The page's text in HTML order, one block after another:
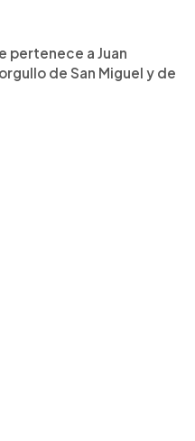
pertenece a Juan
de San Miguel y de